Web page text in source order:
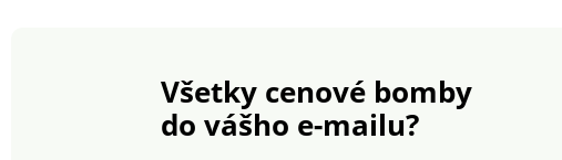
Možno prať v práčke.
Všetky cenové bomby
do vášho e-mailu?